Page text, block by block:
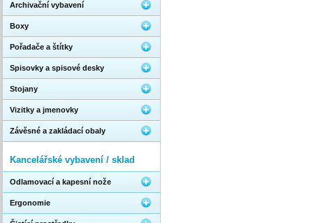
Archivační vybavení
Boxy
Pořadače a štítky
Spisovky a spisové desky
Stojany
Vizitky a jmenovky
Závěsné a zakládací obaly
Kancelářské vybavení / sklad
Odlamovací a kapesní nože
Ergonomie